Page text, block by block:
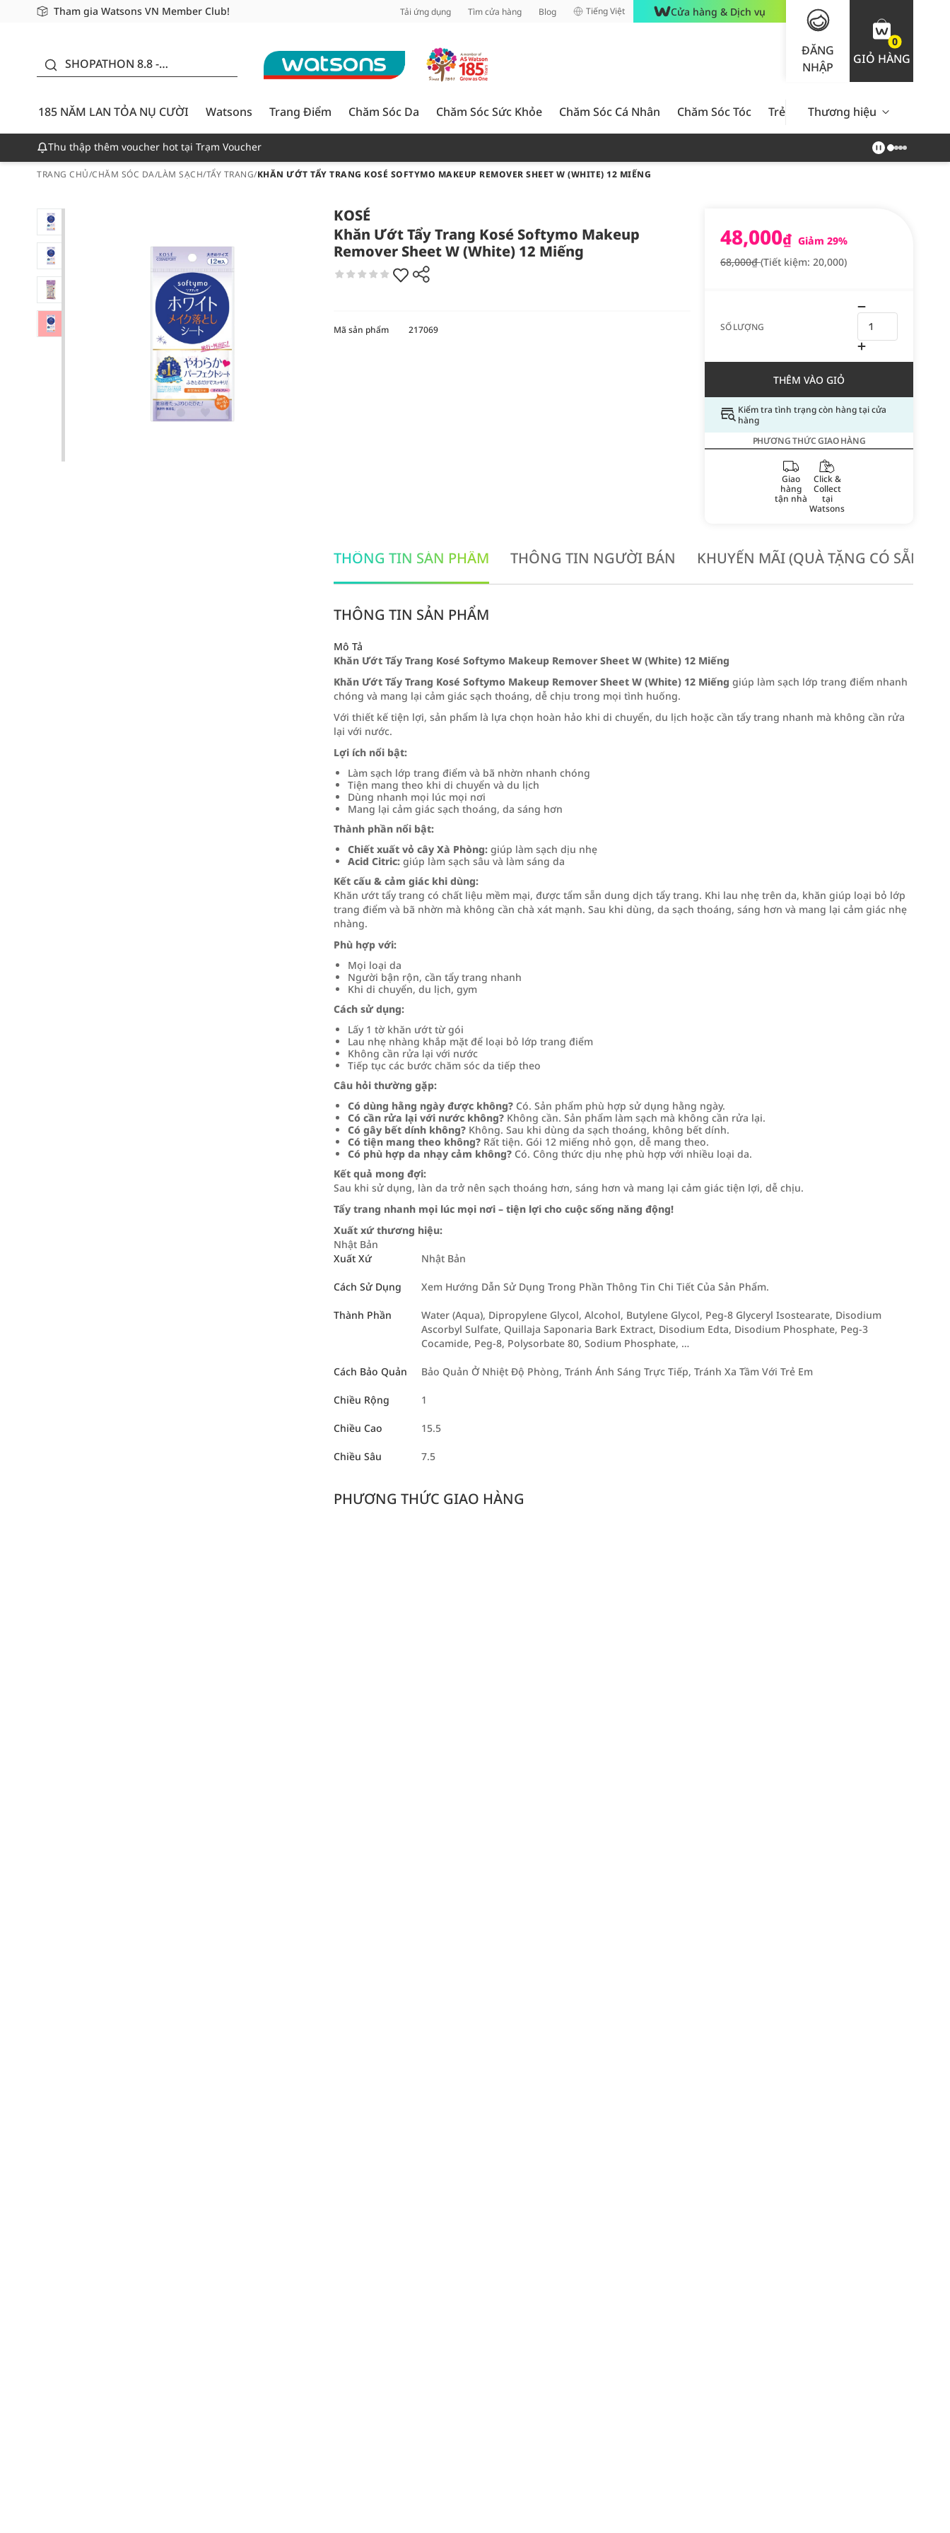
Tham gia Watsons VN Member Club!
Miễn phí giao hàng cho đơn hàng từ 249,000Đ
Giao hàng nhanh 24h - Áp dụng khu vực TP. Hồ Chí Minh Tải ứng dụng Tìm cửa hàng Blog Tiếng Việt Cửa hàng & Dịch vụ
ĐĂNG
NHẬP
0
GIỎ HÀNG
SHOPATHON 8.8 -
CƯỜI - GIẢM ĐẾN
50%
185 NĂM LAN TỎA NỤ CƯỜI
Watsons Trang Điểm Chăm Sóc Da Chăm Sóc Sức Khỏe Chăm Sóc Cá Nhân Chăm Sóc Tóc Trẻ Em Nam Giới Chăm Sóc
Thương hiệu
Thu thập thêm voucher hot tại Trạm Voucher
TRANG CHỦ/CHĂM SÓC DA/LÀM SẠCH/TẨY TRANG/KHĂN ƯỚT TẨY TRANG KOSÉ SOFTYMO MAKEUP REMOVER SHEET W (WHITE) 12 MIẾNG
KOSÉ
Khăn Ướt Tẩy Trang Kosé Softymo Makeup
Remover Sheet W (White) 12 Miếng
48,000₫ Giảm 29%
68,000₫(Tiết kiệm: 20,000)
SỐ LƯỢNG
THÊM VÀO GIỎ
Kiểm tra tình trạng còn hàng tại cửa
hàng
PHƯƠNG THỨC GIAO HÀNG
Giao
hàng
tận nhà
Click &
Collect
tại
Watsons
Mã sản phẩm 217069
THÔNG TIN SẢN PHẨM THÔNG TIN NGƯỜI BÁN KHUYẾN MÃI (QUÀ TẶNG CÓ SẴN
THÔNG TIN SẢN PHẨM
Mô Tả
Khăn Ướt Tẩy Trang Kosé Softymo Makeup Remover Sheet W (White) 12 Miếng
Khăn Ướt Tẩy Trang Kosé Softymo Makeup Remover Sheet W (White) 12 Miếng giúp làm sạch lớp trang điểm nhanh
chóng và mang lại cảm giác sạch thoáng, dễ chịu trong mọi tình huống.
Với thiết kế tiện lợi, sản phẩm là lựa chọn hoàn hảo khi di chuyển, du lịch hoặc cần tẩy trang nhanh mà không cần rửa
lại với nước.
Lợi ích nổi bật:
Làm sạch lớp trang điểm và bã nhờn nhanh chóng
Tiện mang theo khi di chuyển và du lịch
Dùng nhanh mọi lúc mọi nơi
Mang lại cảm giác sạch thoáng, da sáng hơn
Thành phần nổi bật:
Chiết xuất vỏ cây Xà Phòng: giúp làm sạch dịu nhẹ
Acid Citric: giúp làm sạch sâu và làm sáng da
Kết cấu & cảm giác khi dùng:
Khăn ướt tẩy trang có chất liệu mềm mại, được tẩm sẵn dung dịch tẩy trang. Khi lau nhẹ trên da, khăn giúp loại bỏ lớp
trang điểm và bã nhờn mà không cần chà xát mạnh. Sau khi dùng, da sạch thoáng, sáng hơn và mang lại cảm giác nhẹ
nhàng.
Phù hợp với:
Mọi loại da
Người bận rộn, cần tẩy trang nhanh
Khi di chuyển, du lịch, gym
Cách sử dụng:
Lấy 1 tờ khăn ướt từ gói
Lau nhẹ nhàng khắp mặt để loại bỏ lớp trang điểm
Không cần rửa lại với nước
Tiếp tục các bước chăm sóc da tiếp theo
Câu hỏi thường gặp:
Có dùng hằng ngày được không? Có. Sản phẩm phù hợp sử dụng hằng ngày.
Có cần rửa lại với nước không? Không cần. Sản phẩm làm sạch mà không cần rửa lại.
Có gây bết dính không? Không. Sau khi dùng da sạch thoáng, không bết dính.
Có tiện mang theo không? Rất tiện. Gói 12 miếng nhỏ gọn, dễ mang theo.
Có phù hợp da nhạy cảm không? Có. Công thức dịu nhẹ phù hợp với nhiều loại da.
Kết quả mong đợi:
Sau khi sử dụng, làn da trở nên sạch thoáng hơn, sáng hơn và mang lại cảm giác tiện lợi, dễ chịu.
Tẩy trang nhanh mọi lúc mọi nơi – tiện lợi cho cuộc sống năng động!
Xuất xứ thương hiệu:
Nhật Bản
Xuất Xứ
Nhật Bản
Cách Sử Dụng Xem Hướng Dẫn Sử Dụng Trong Phần Thông Tin Chi Tiết Của Sản Phẩm.
Thành Phần
Water (Aqua), Dipropylene Glycol, Alcohol, Butylene Glycol, Peg-8 Glyceryl Isostearate, Disodium
Ascorbyl Sulfate, Quillaja Saponaria Bark Extract, Disodium Edta, Disodium Phosphate, Peg-3
Cocamide, Peg-8, Polysorbate 80, Sodium Phosphate, …
Cách Bảo Quản Bảo Quản Ở Nhiệt Độ Phòng, Tránh Ánh Sáng Trực Tiếp, Tránh Xa Tầm Với Trẻ Em
Chiều Rộng 1
Chiều Cao 15.5
Chiều Sâu 7.5
PHƯƠNG THỨC GIAO HÀNG